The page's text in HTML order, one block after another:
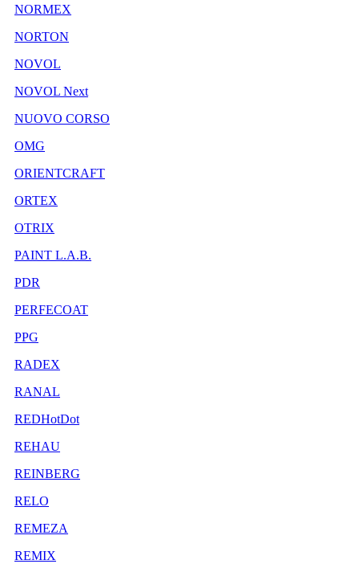
NORMEX
NORTON
NOVOL
NOVOL Next
NUOVO CORSO
OMG
ORIENTCRAFT
ORTEX
OTRIX
PAINT L.A.B.
PDR
PERFECOAT
PPG
RADEX
RANAL
REDHotDot
REHAU
REINBERG
RELO
REMEZA
REMIX